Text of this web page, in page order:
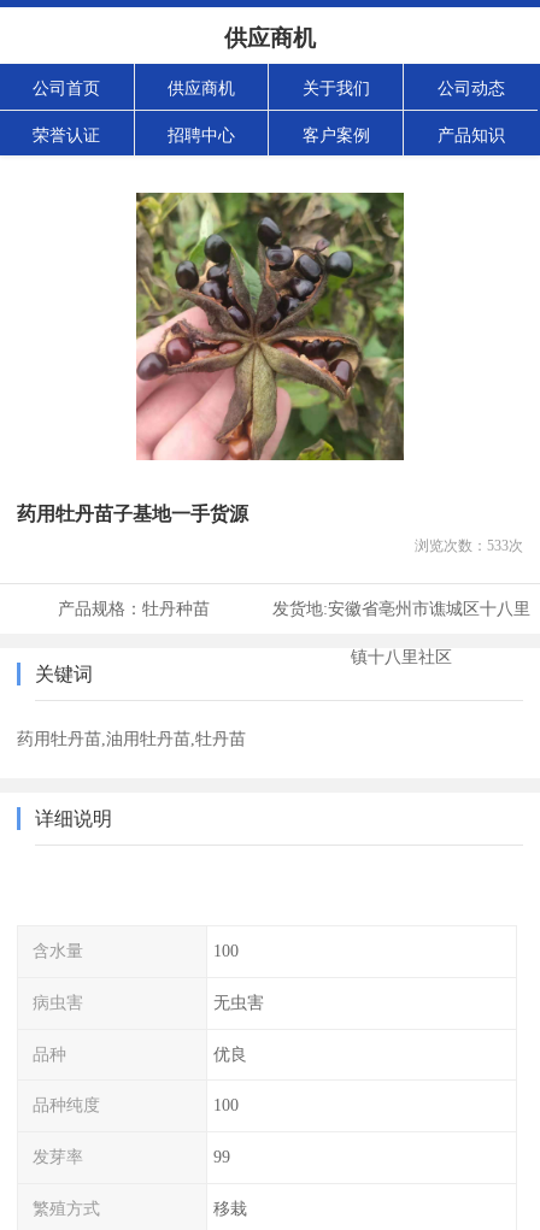
供应商机
公司首页 供应商机 关于我们 公司动态
荣誉认证 招聘中心 客户案例 产品知识
药用牡丹苗子基地一手货源
浏览次数： 533次
产品规格： 牡丹种苗 发货地:安徽省亳州市谯城区十八里
镇十八里社区
关键词
药用牡丹苗,油用牡丹苗,牡丹苗
详细说明
含水量 100
病虫害 无虫害
品种 优良
品种纯度 100
发芽率 99
繁殖方式 移栽